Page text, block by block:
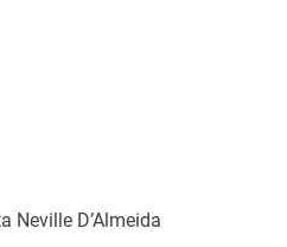
Neville D’Almeida